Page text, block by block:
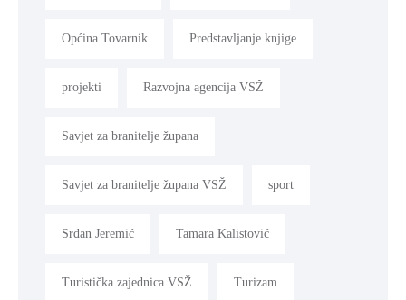
Općina Tovarnik Predstavljanje knjige
projekti Razvojna agencija VSŽ
Savjet za branitelje župana
Savjet za branitelje župana VSŽ sport
Srđan Jeremić Tamara Kalistović
Turistička zajednica VSŽ Turizam